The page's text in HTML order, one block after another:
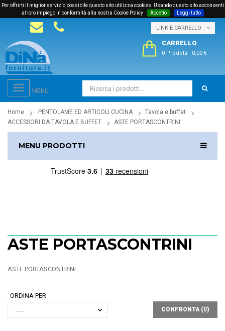
Per offrirti il miglior servizio possibile questo sito utilizza cookies. Usando questo sito acconsenti
al loro impiego in conformità alla nostra Cookie Policy
Accetto Leggi tutto
LINK E CARRELLO
CARRELLO
0 Prodotti - 0,00 €
Toggle
navigation
MENU
Home PENTOLAME ED ARTICOLI CUCINA
Tavola e buffet
ACCESSORI DA TAVOLA E BUFFET
ASTE PORTASCONTRINI
MENU PRODOTTI
ASTE PORTASCONTRINI
ASTE PORTASCONTRINI
ORDINA PER
CONFRONTA (0)